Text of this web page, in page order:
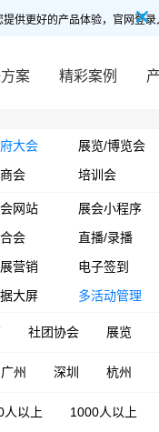
供更好的产品体验，官网登
案 精彩案例
大会
展览/博览会
会 培训会
网站
展会小程序
会
直播/录播
营销
电子签到
大屏 多活动管理
社团协会 展览
广州 深圳 杭州
人以上 1000人以上